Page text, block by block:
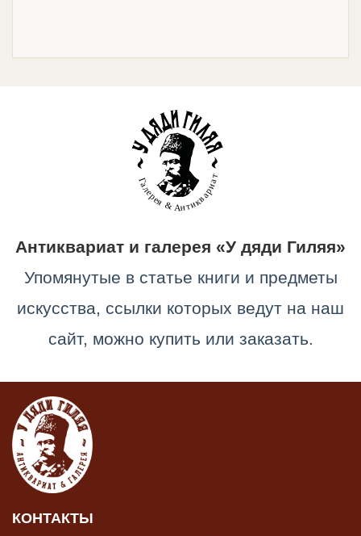
Антиквариат и галерея «У дяди Гиляя»
Упомянутые в статье книги и предметы
искусства, ссылки которых ведут на наш
сайт, можно купить или заказать.
КОНТАКТЫ